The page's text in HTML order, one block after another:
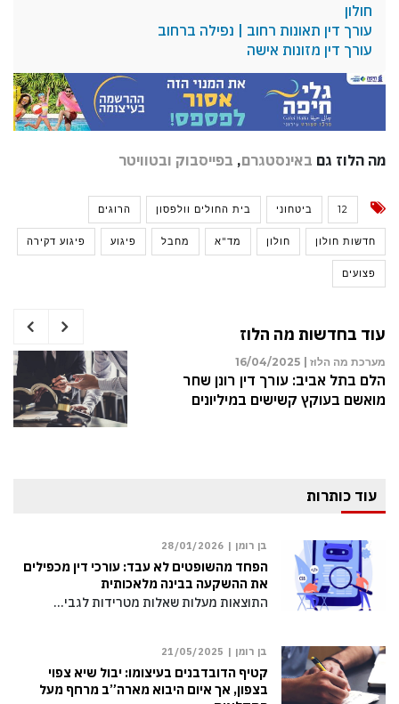
חולון
עורך דין תאונות רחוב | נפילה ברחוב
עורך דין מזונות אישה
מה הלוז גם באינסטגרם, בפייסבוק ובטוויטר
12 ביטחוני בית החולים וולפסון הרוגים
חדשות חולון חולון מד"א מחבל פיגוע פיגוע דקירה
פצועים
עוד בחדשות מה הלוז
מה הלוז | 11/05/2025
חדשות למרכז ותיק: פרויקט
עירונית ראשון ברחוב מנדלה
הלם
עוד כותרות
בן רומן | 28/01/2026
הפחד מהשופטים לא עבד: עורכי דין מכפילים
את ההשקעה בבינה מלאכותית
התוצאות מעלות שאלות מטרידות לגבי…
בן רומן | 21/05/2025
קטיף הדובדבנים בעיצומו: יבול שיא צפוי
בצפון, אך איום היבוא מארה”ב מרחף מעל